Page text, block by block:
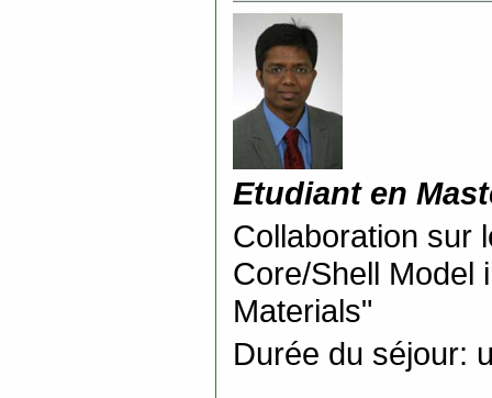
Etudiant en
Collaboration sur
Core/Shell Model
Materials"
Durée du séjour: